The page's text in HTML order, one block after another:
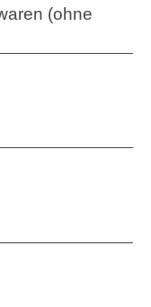
(ohne